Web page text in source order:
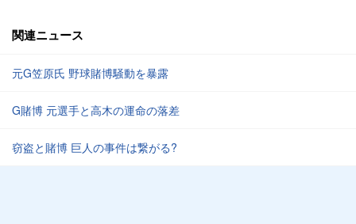
関連ニュース
元G笠原氏 野球賭博騒動を暴露
G賭博 元選手と高木の運命の落差
窃盗と賭博 巨人の事件は繋がる?